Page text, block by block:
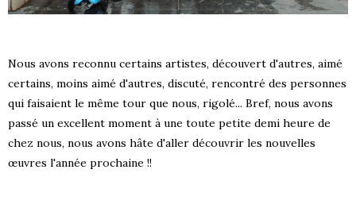
Nous avons reconnu certains artistes, découvert d'autres, aimé
certains, moins aimé d'autres, discuté, rencontré des personnes
qui faisaient le même tour que nous, rigolé... Bref, nous avons
passé un excellent moment à une toute petite demi heure de
chez nous, nous avons hâte d'aller découvrir les nouvelles
œuvres l'année prochaine !!